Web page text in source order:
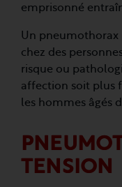
emprisonné
Un pneumothorax
chez des
risque ou
affection soit plus
les hommes âgés
TENSION